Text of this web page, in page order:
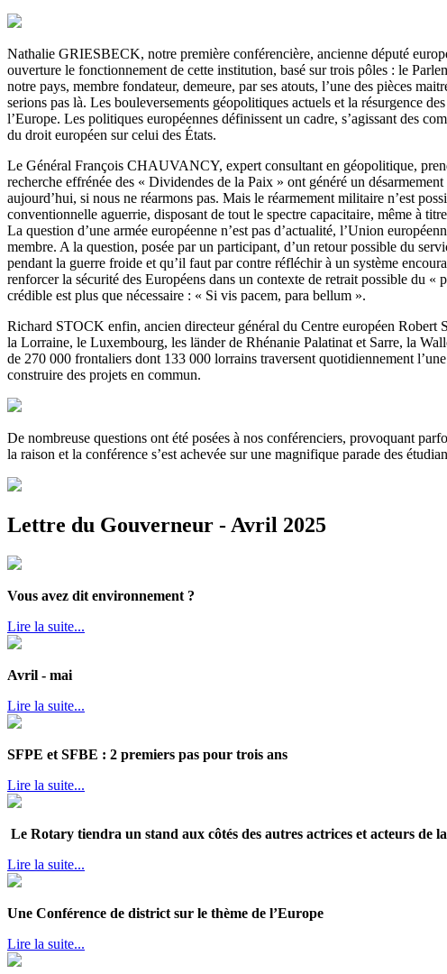
Nathalie GRIESBECK, notre première conférencière, ancienne député
ouverture le fonctionnement de cette institution, basé sur trois pôles : le
notre pays, membre fondateur, demeure, par ses atouts, l’une des pièces
serions pas là. Les bouleversements géopolitiques actuels et la résurgence
l’Europe. Les politiques européennes définissent un cadre, s’agissant des
du droit européen sur celui des États.
Le Général François CHAUVANCY, expert consultant en géopolitique,
recherche effrénée des « Dividendes de la Paix » ont généré un
aujourd’hui, si nous ne réarmons pas. Mais le réarmement militaire n’est
conventionnelle aguerrie, disposant de tout le spectre capacitaire, même à
La question d’une armée européenne n’est pas d’actualité, l’Union
membre. A la question, posée par un participant, d’un retour possible du
pendant la guerre froide et qu’il faut par contre réfléchir à un système
renforcer la sécurité des Européens dans un contexte de retrait possible du
crédible est plus que nécessaire : « Si vis pacem, para bellum ».
Richard STOCK enfin, ancien directeur général du Centre européen
la Lorraine, le Luxembourg, les länder de Rhénanie Palatinat et Sarre, la
de 270 000 frontaliers dont 133 000 lorrains traversent quotidiennement
construire des projets en commun.
De nombreuse questions ont été posées à nos conférenciers, provoquant
la raison et la conférence s’est achevée sur une magnifique parade des
Lettre du Gouverneur - Avril 2025
Vous avez dit environnement ?
Lire la suite...
Avril - mai
Lire la suite...
SFPE et SFBE : 2 premiers pas pour trois ans
Lire la suite...
Le Rotary tiendra un stand aux côtés des autres actrices et acteurs de
Lire la suite...
Une Conférence de district sur le thème de l’Europe
Lire la suite...